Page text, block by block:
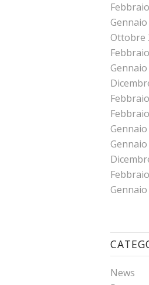
Gennaio
Ottobre
Gennaio
Gennaio
Gennaio
News